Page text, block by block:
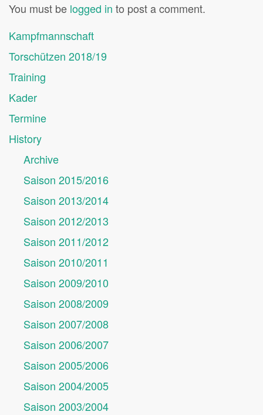
You must be logged in to post a comment.
Kampfmannschaft
Torschützen 2018/19
Training
Kader
Termine
History
Archive
Saison 2015/2016
Saison 2013/2014
Saison 2012/2013
Saison 2011/2012
Saison 2010/2011
Saison 2009/2010
Saison 2008/2009
Saison 2007/2008
Saison 2006/2007
Saison 2005/2006
Saison 2004/2005
Saison 2003/2004